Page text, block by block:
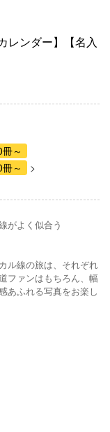
レンダー】【名入
～
～
がよく似合う
ル線の旅は、それぞれ
ファンはもちろん、幅
あふれる写真をお楽し